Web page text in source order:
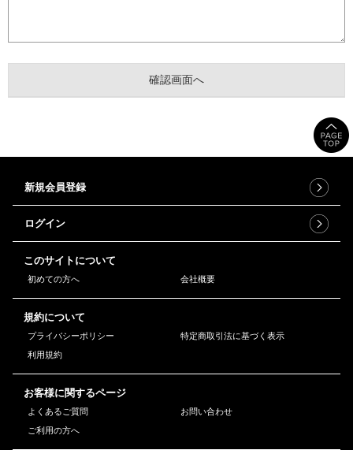
新規会員登録
ログイン
このサイトについて
初めての方へ 会社概要
規約について
プライバシーポリシー
特定商取引法に基づく表示
利用規約
お客様に関するページ
よくあるご質問
お問い合わせ
ご利用の方へ